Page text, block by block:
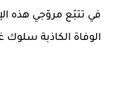
في تتبّع مروّجي هذه
الوفاة الكاذبة